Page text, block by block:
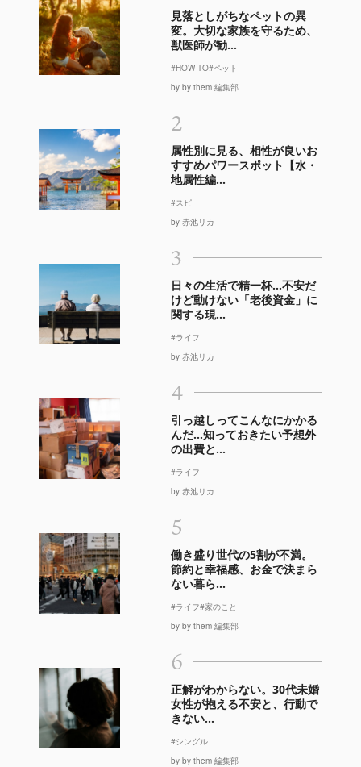
見落としがちなペットの異
変。大切な家族を守るため、
獣医師が勧...
#HOW TO#ペット
by by them 編集部
2
属性別に見る、相性が良いお
すすめパワースポット【水・
地属性編...
#スピ
by 赤池リカ
3
日々の生活で精一杯…不安だ
けど動けない「老後資金」に
関する現...
#ライフ
by 赤池リカ
4
引っ越しってこんなにかかる
んだ…知っておきたい予想外
の出費と...
#ライフ
by 赤池リカ
5
働き盛り世代の5割が不満。
節約と幸福感、お金で決まら
ない暮ら...
#ライフ#家のこと
by by them 編集部
6
正解がわからない。30代未婚
女性が抱える不安と、行動で
きない...
#シングル
by by them 編集部